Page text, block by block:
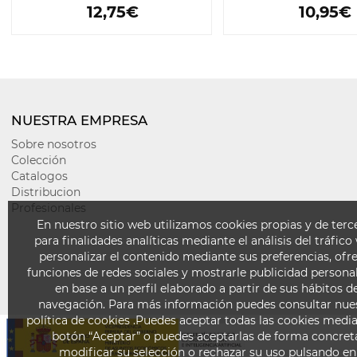
12,75€ 10,95€
En nuestro sitio web utilizamos cookies propias y de
para finalidades analíticas mediante el análisis del tráfico
personalizar el contenido mediante sus preferencias,
funciones de redes sociales y mostrarle publicidad
en base a un perfil elaborado a partir de sus hábitos
navegación. Para más información puedes consultar
política de cookies .Puedes aceptar todas las cookies
botón “Aceptar” o puedes aceptarlas de forma
modificar su selección o rechazar su uso pulsando en
NUESTRA EMPRESA
Sobre nosotros
Colección
Catalogos
Distribucion
Profesionales